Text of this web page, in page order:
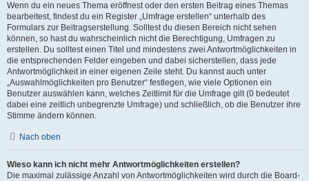
Wenn du ein neues Thema eröffnest oder den ersten Beitrag eines Themas
bearbeitest, findest du ein Register „Umfrage erstellen“ unterhalb des
Formulars zur Beitragserstellung. Solltest du diesen Bereich nicht sehen
können, so hast du wahrscheinlich nicht die Berechtigung, Umfragen zu
erstellen. Du solltest einen Titel und mindestens zwei Antwortmöglichkeiten in
die entsprechenden Felder eingeben und dabei sicherstellen, dass jede
Antwortmöglichkeit in einer eigenen Zeile steht. Du kannst auch unter
„Auswahlmöglichkeiten pro Benutzer“ festlegen, wie viele Optionen ein
Benutzer auswählen kann, welches Zeitlimit für die Umfrage gilt (0 bedeutet
dabei eine zeitlich unbegrenzte Umfrage) und schließlich, ob die Benutzer ihre
Stimme ändern können.
Nach oben
Wieso kann ich nicht mehr Antwortmöglichkeiten erstellen?
Die maximal zulässige Anzahl von Antwortmöglichkeiten wird durch die Board-